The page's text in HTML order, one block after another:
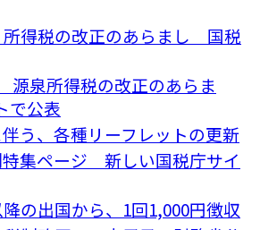
得税の改正のあらまし 国税
泉所得税の改正のあらま
で公表
う、各種リーフレットの更新
集ページ 新しい国税庁サイ
の出国から、1回1,000円徴収